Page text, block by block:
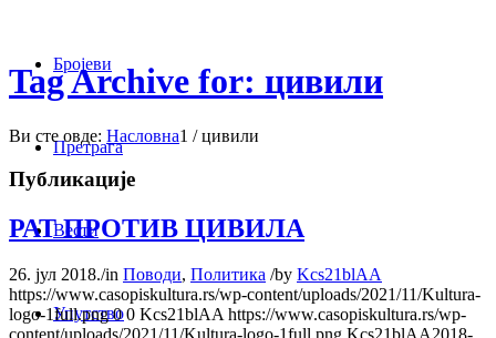
Бројеви
Претрага
Вести
Упутство
Tag Archive for: цивили
Ви сте овде: Насловна1 / цивили
Публикације
РАТ ПРОТИВ ЦИВИЛА
26. јул 2018./in Поводи, Политика /by Kcs21blAA
https://www.casopiskultura.rs/wp-content/uploads/2021/11/Kultura-
logo-1full.png 0 0 Kcs21blAA https://www.casopiskultura.rs/wp-